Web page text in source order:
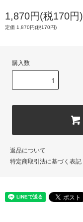
1,870円(税170円)
定価 1,870円(税170円)
購入数
返品について
特定商取引法に基づく表記